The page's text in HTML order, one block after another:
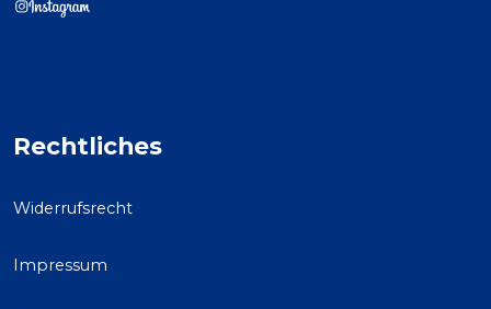
Rechtliches
Widerrufsrecht
Impressum